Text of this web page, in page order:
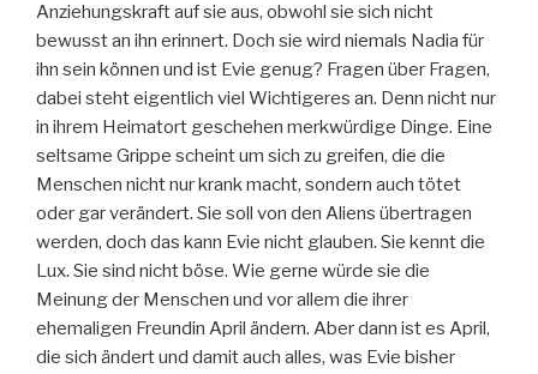
Anziehungskraft auf sie aus, obwohl sie sich nicht
bewusst an ihn erinnert. Doch sie wird niemals Nadia für
ihn sein können und ist Evie genug? Fragen über Fragen,
dabei steht eigentlich viel Wichtigeres an. Denn nicht nur
in ihrem Heimatort geschehen merkwürdige Dinge. Eine
seltsame Grippe scheint um sich zu greifen, die die
Menschen nicht nur krank macht, sondern auch tötet
oder gar verändert. Sie soll von den Aliens übertragen
werden, doch das kann Evie nicht glauben. Sie kennt die
Lux. Sie sind nicht böse. Wie gerne würde sie die
Meinung der Menschen und vor allem die ihrer
ehemaligen Freundin April ändern. Aber dann ist es April,
die sich ändert und damit auch alles, was Evie bisher